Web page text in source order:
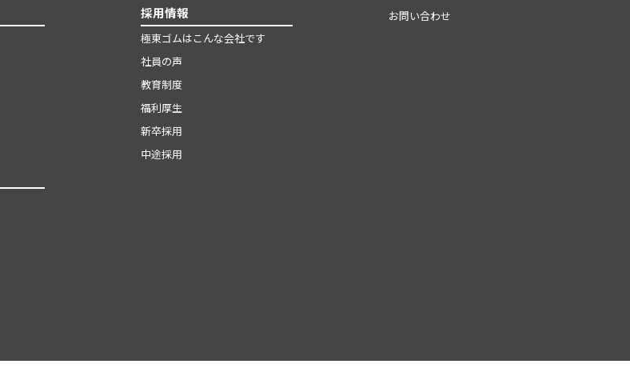
採用情報
極東ゴムはこんな会社です
社員の声
教育制度
福利厚生
新卒採用
中途採用
お問い合わせ